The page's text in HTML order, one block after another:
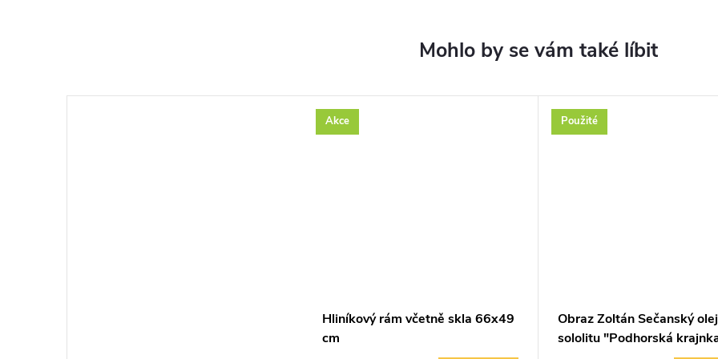
Akce
Hliníkový rám včetně skla 66x49
cm
Použité
Obraz Zoltán Sečanský
sololitu "Podhorská